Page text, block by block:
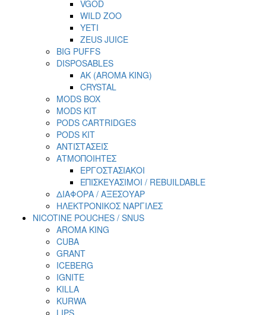
VGOD
WILD ZOO
YETI
ZEUS JUICE
BIG PUFFS
DISPOSABLES
AK (AROMA KING)
CRYSTAL
MODS BOX
MODS KIT
PODS CARTRIDGES
PODS KIT
ΑΝΤΙΣΤΑΣΕΙΣ
ΑΤΜΟΠΟΙΗΤΕΣ
ΕΡΓΟΣΤΑΣΙΑΚΟΙ
ΕΠΙΣΚΕΥΑΣΙΜΟΙ / REBUILDABLE
ΔΙΑΦΟΡΑ / ΑΞΕΣΟΥΑΡ
ΗΛΕΚΤΡΟΝΙΚΟΣ ΝΑΡΓΙΛΕΣ
NICOTINE POUCHES / SNUS
AROMA KING
CUBA
GRANT
ICEBERG
IGNITE
KILLA
KURWA
LIPS